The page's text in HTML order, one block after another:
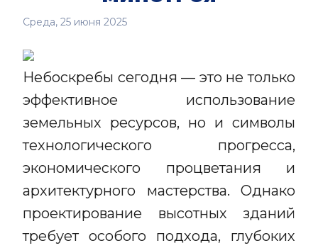
Среда, 25 июня 2025
Небоскребы сегодня — это не только
эффективное использование
земельных ресурсов, но и символы
технологического прогресса,
экономического процветания и
архитектурного мастерства. Однако
проектирование высотных зданий
требует особого подхода, глубоких